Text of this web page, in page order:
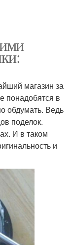
магазин за
понадобятся в
обдумать. Ведь
поделок.
И в таком
и